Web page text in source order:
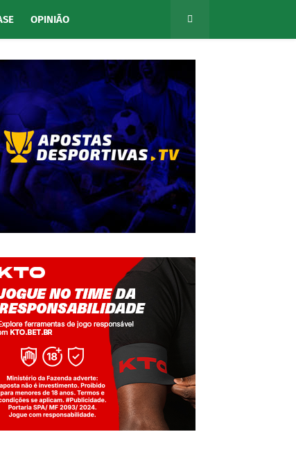
OPINIÃO
Jogue com responsabilidade. 18+